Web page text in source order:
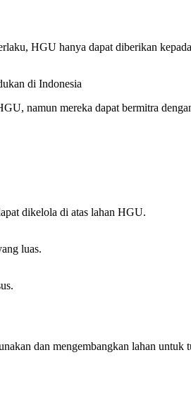
HGU hanya dapat diberikan
di Indonesia
namun mereka dapat bermitra
dikelola di atas lahan HGU.
luas.
dan mengembangkan lahan untuk